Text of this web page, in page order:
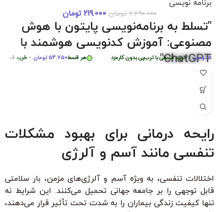
هر قسط 54.750تومان • خرید قسطی با تومان • خرید قسطی با ترب‌پی بدون کارمزد
برنامه نویسی
2.290.000 تومان 219.000 تومان
"تسلط به برنامه‌نویسی پایتون با هوش
مصنوعی: آموزش کدنویسی هوشمند با
ChatGPT"
"با شرکت در این دوره جامع و کاربردی، به راحتی مهارت‌های
برنامه‌نویسی پایتون را از سطح مبتدی تا پیشرفته با کمک هوش
آموزشی، شما را قادر می‌سازد تا به سرعت الگوریتم‌های پیچیده را
سطوح با زیرنویس فارسی حرفه‌ای و امکان دانلود و تماشای آنلاین."
ویژگی‌های کلیدی:
زیرنویس فارسی با ترجمه حرفه‌ای
۳۰ ٪ تخفیف ویژه برای دانشجویان و دانش آموزان
خرید قسطی با ترب‌پی بدون کارمزد
هر قسط449.975تومان • خرید قسطی با ترب‌پی بدون کارمزد
رایحه درمانی برای بهبود مشکلات
تنفسی مانند آسم و آلرژی
اختلالات تنفسی، به ویژه آسم و آلرژی‌های مزمن، بار سلامتی
قابل توجهی را بر جامعه جهانی تحمیل می‌کنند. این شرایط نه
تنها کیفیت زندگی بیماران را به شدت تحت تأثیر قرار می‌دهند،